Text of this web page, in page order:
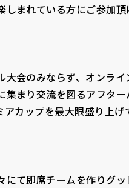
しまれている方にご参加頂
大会のみならず、オンラ
集まり交流を図るアフタ
カップを最大限盛り上げ
にて即席チームを作りグ